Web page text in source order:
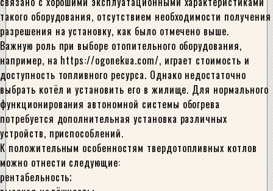
такого оборудования, отсутствием необходимости получения
разрешения на установку, как было отмечено выше.
Важную роль при выборе отопительного оборудования,
например, на https://ogonekua.com/, играет стоимость и
доступность топливного ресурса. Однако недостаточно
выбрать котёл и установить его в жилище. Для нормального
функционирования автономной системы обогрева
потребуется дополнительная установка различных
устройств, приспособлений.
К положительным особенностям твердотопливных котлов
можно отнести следующие:
рентабельность;